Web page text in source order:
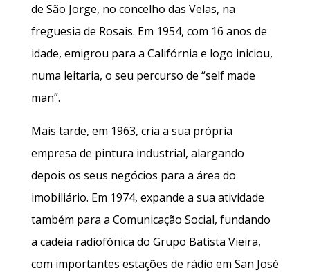
de São Jorge, no concelho das Velas, na
freguesia de Rosais. Em 1954, com 16 anos de
idade, emigrou para a Califórnia e logo iniciou,
numa leitaria, o seu percurso de “self made
man”.
Mais tarde, em 1963, cria a sua própria
empresa de pintura industrial, alargando
depois os seus negócios para a área do
imobiliário. Em 1974, expande a sua atividade
também para a Comunicação Social, fundando
a cadeia radiofónica do Grupo Batista Vieira,
com importantes estações de rádio em San José